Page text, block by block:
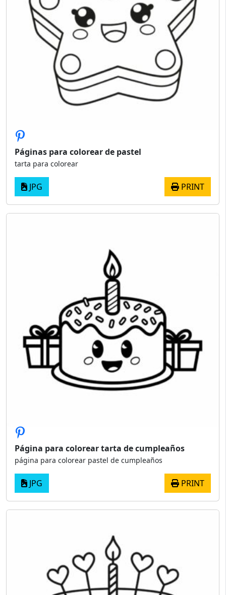
Páginas para colorear de pastel
tarta para colorear
JPG PRINT
Página para colorear tarta de cumpleaños
página para colorear pastel de cumpleaños
JPG PRINT